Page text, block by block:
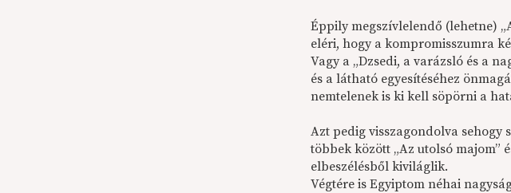
Éppily megszívlelendő (lehetne)
eléri, hogy a kompromisszumra
Vagy a „Dzsedi, a varázsló és a
és a látható egyesítéséhez
nemtelenek is ki kell söpörni a
Azt pedig visszagondolva sehogy
többek között „Az utolsó majom”
elbeszélésből kiviláglik.
Végtére is Egyiptom néhai